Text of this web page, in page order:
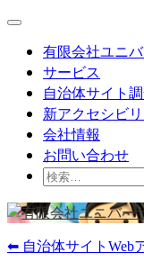
to
content
Main
有限会社ユニ
サービス
自治体サイト
新アクセシビ
会社情報
お問い合わせ
検
⬅ 自治体サイトWeb